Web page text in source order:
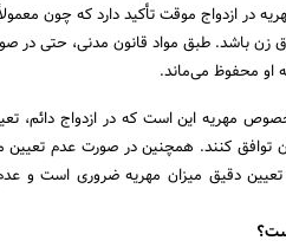
در ازدواج موقت تأکید دارد که چون
زن باشد. طبق مواد قانون مدنی، حتی در
او محفوظ می‌ماند.
مهریه این است که در ازدواج
توافق کنند. همچنین در صورت عدم تعیین
تعیین دقیق میزان مهریه ضروری است